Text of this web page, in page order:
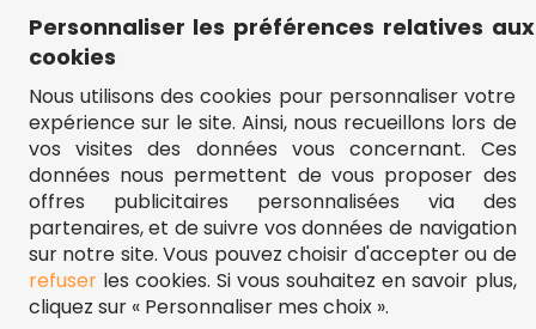
› Paiement
› Pièces de puzzle manquantes ?
› Plan du site
** Frais d'envoi = 6,95 € (France) / gratuit à partir de 45 €.
fou-de-puzzle.com : le site référence pour acheter des puzzles de
qualité à bon prix.
© Fou-de-puzzle.com 2011 - 2026
Personnaliser les préférences relatives aux
cookies
Nous utilisons des cookies pour personnaliser votre
expérience sur le site. Ainsi, nous recueillons lors de
vos visites des données vous concernant. Ces
données nous permettent de vous proposer des
offres publicitaires personnalisées via des
partenaires, et de suivre vos données de navigation
sur notre site. Vous pouvez choisir d'accepter ou de
refuserles cookies. Si vous souhaitez en savoir plus,
cliquez sur « Personnaliser mes choix ».